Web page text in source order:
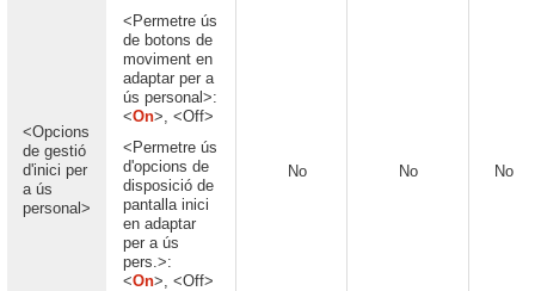
<Opcions
de gestió
d'inici per
a ús
personal>
<Permetre ús
de botons de
moviment en
adaptar per a
ús personal>:
<On>, <Off>
<Permetre ús
d'opcions de
disposició de
pantalla inici
en adaptar
per a ús
pers.>:
<On>, <Off>
No No No